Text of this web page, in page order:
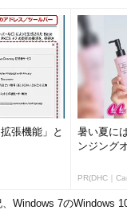
張機能」と
暑い夏に
ンジング
PR(DHC｜
、Windows 7のWindows